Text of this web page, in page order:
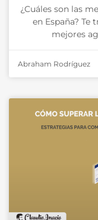
¿Cuáles son las
en España? Te
mejores
Abraham Rodríguez